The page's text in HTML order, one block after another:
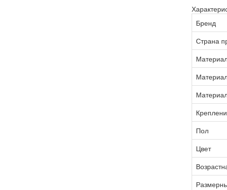
Бренд
Страна
Пол
Цвет